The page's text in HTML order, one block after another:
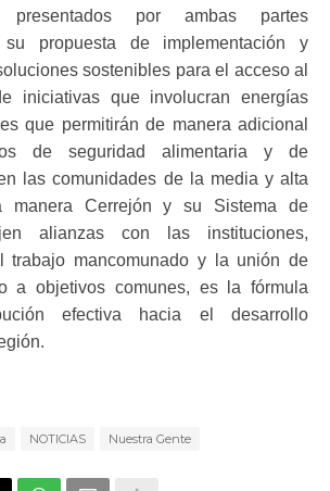
presentados por ambas partes
propuesta de implementación y
sostenibles para el acceso al
iniciativas que involucran energías
que permitirán de manera adicional
de seguridad alimentaria y de
las comunidades de la media y alta
manera Cerrejón y su Sistema de
alianzas con las instituciones,
trabajo mancomunado y la unión de
a objetivos comunes, es la fórmula
efectiva hacia el desarrollo
NOTICIAS Nuestra Gente